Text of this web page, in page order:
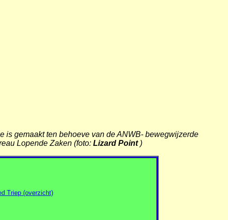
is gemaakt ten behoeve van de ANWB- bewegwijzerde
Lopende Zaken (foto: Lizard Point )
Triep (overzicht)